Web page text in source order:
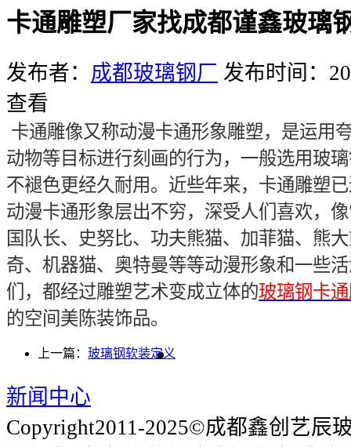
卡通雕塑厂家找成都谨鑫玻璃
发布者： 成都玻璃钢厂 发布时间：
查看
卡通雕像又称动漫卡通形象雕塑，是运用
动物等目标进行刻画的行为，一般选用玻
不褪色更经久耐用。近些年来，卡通雕塑
动漫卡通形象层出不穷，深受人们喜欢，
国队长、史努比、功夫熊猫、加菲猫、熊
奇、机器猫、奥特曼等等动漫形象和一些
们，都经过雕塑艺术变成立体的玻璃钢卡
的空间美陈装饰品。
上一篇： 玻璃钢软装定义
新闻中心
Copyright2011-2025©成都鑫创艺辰